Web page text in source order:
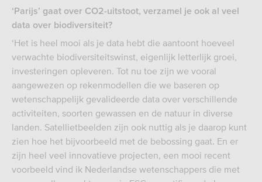
‘Parijs’ gaat over CO2-uitstoot, verzamel je ook al veel
data over biodiversiteit?
‘Het is heel mooi als je data hebt die aantoont hoeveel
verwachte biodiversiteitswinst, eigenlijk letterlijk groei,
investeringen opleveren. Tot nu toe zijn we vooral
aangewezen op rekenmodellen die we baseren op
wetenschappelijk gevalideerde data over verschillende
activiteiten, soorten gewassen en de natuur in diverse
landen. Satellietbeelden zijn ook nuttig als je daarop kunt
zien hoe het bijvoorbeeld met de bebossing gaat. En er
zijn heel veel innovatieve projecten, een mooi recent
voorbeeld vind ik Nederlandse wetenschappers die met